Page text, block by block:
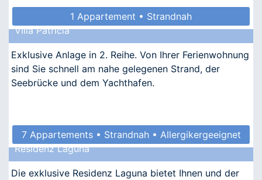
1 Appartement • Strandnah
Villa Patricia
Exklusive Anlage in 2. Reihe. Von Ihrer Ferienwohnung
sind Sie schnell am nahe gelegenen Strand, der
Seebrücke und dem Yachthafen.
7 Appartements • Strandnah • Allergikergeeignet
Residenz Laguna
Die exklusive Residenz Laguna bietet Ihnen und der